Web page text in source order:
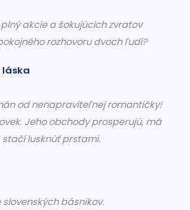
akcie a šokujúcich zvratov
rozhovoru dvoch ľudí?
láska
od nenapraviteľnej romantičky!
Jeho obchody prosperujú, má
stačí lusknúť prstami.
básnikov.